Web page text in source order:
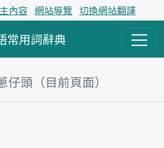
內容 網站導覽 切換網站翻譯
常用詞辭典
仔頭（目前頁面）